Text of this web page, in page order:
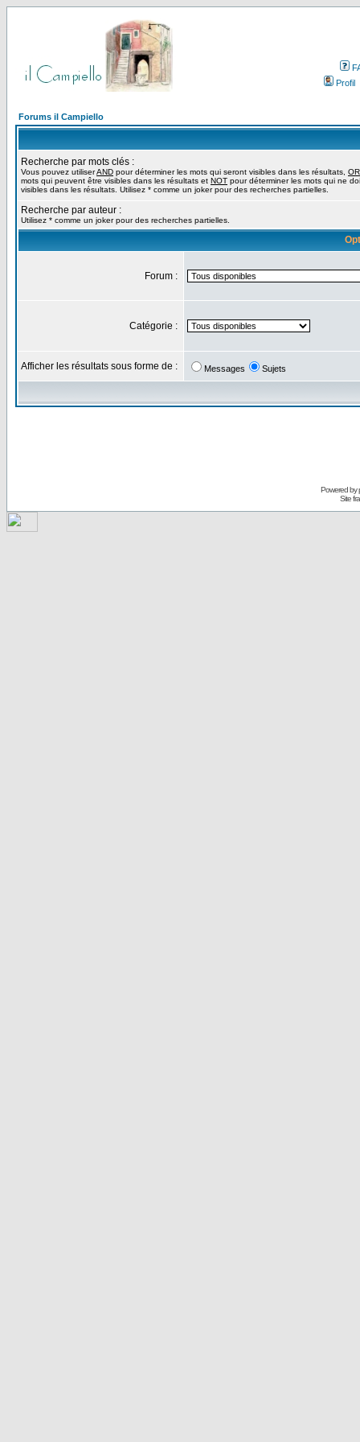
Profil
Forums il Campiello
Recherche par mots clés :
Vous pouvez utiliserAND pour déterminer les mots qui seront visibles dans les résultats, OR
mots qui peuvent être visibles dans les résultats et NOT pour déterminer les mots qui ne
visibles dans les résultats. Utilisez * comme un joker pour des recherches partielles.
Recherche par auteur :
Utilisez * comme un joker pour des recherches partielles.
Forum :
Catégorie :
Afficher les résultats sous forme de : Messages Sujets
Powered by
Site